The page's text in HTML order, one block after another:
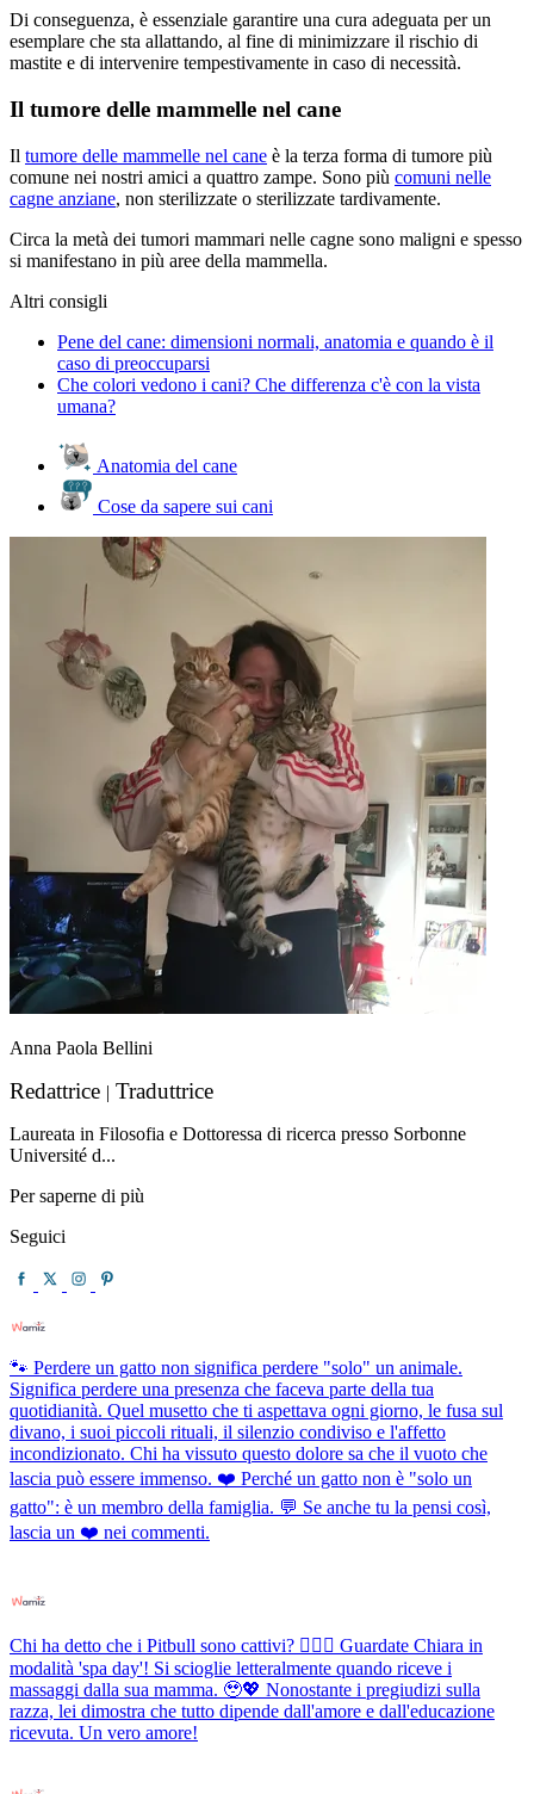
Di conseguenza, è essenziale garantire una cura adeguata per un
esemplare che sta allattando, al fine di minimizzare il rischio di
mastite e di intervenire tempestivamente in caso di necessità.
Il tumore delle mammelle nel cane
Il tumore delle mammelle nel cane è la terza forma di tumore più
comune nei nostri amici a quattro zampe. Sono più comuni nelle
cagne anziane, non sterilizzate o sterilizzate tardivamente.
Circa la metà dei tumori mammari nelle cagne sono maligni e spesso
si manifestano in più aree della mammella.
Altri consigli
Pene del cane: dimensioni normali, anatomia e quando è il
caso di preoccuparsi
Che colori vedono i cani? Che differenza c'è con la vista
umana?
Anatomia del cane
Cose da sapere sui cani
Anna Paola Bellini
Redattrice | Traduttrice
Laureata in Filosofia e Dottoressa di ricerca presso Sorbonne
Université d...
Per saperne di più
Seguici
🐾 Perdere un gatto non significa perdere "solo" un animale.
Significa perdere una presenza che faceva parte della tua
quotidianità. Quel musetto che ti aspettava ogni giorno, le fusa sul
divano, i suoi piccoli rituali, il silenzio condiviso e l'affetto
incondizionato. Chi ha vissuto questo dolore sa che il vuoto che
lascia può essere immenso. ❤️ Perché un gatto non è "solo un
gatto": è un membro della famiglia. 💬 Se anche tu la pensi così,
lascia un ❤️ nei commenti.
Chi ha detto che i Pitbull sono cattivi? 💆‍♀️✨ Guardate Chiara in
modalità 'spa day'! Si scioglie letteralmente quando riceve i
massaggi dalla sua mamma. 🥹💖 Nonostante i pregiudizi sulla
razza, lei dimostra che tutto dipende dall'amore e dall'educazione
ricevuta. Un vero amore!